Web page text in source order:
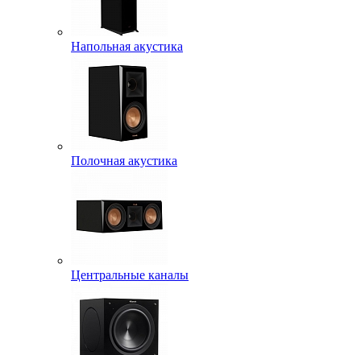
Напольная акустика
Полочная акустика
Центральные каналы